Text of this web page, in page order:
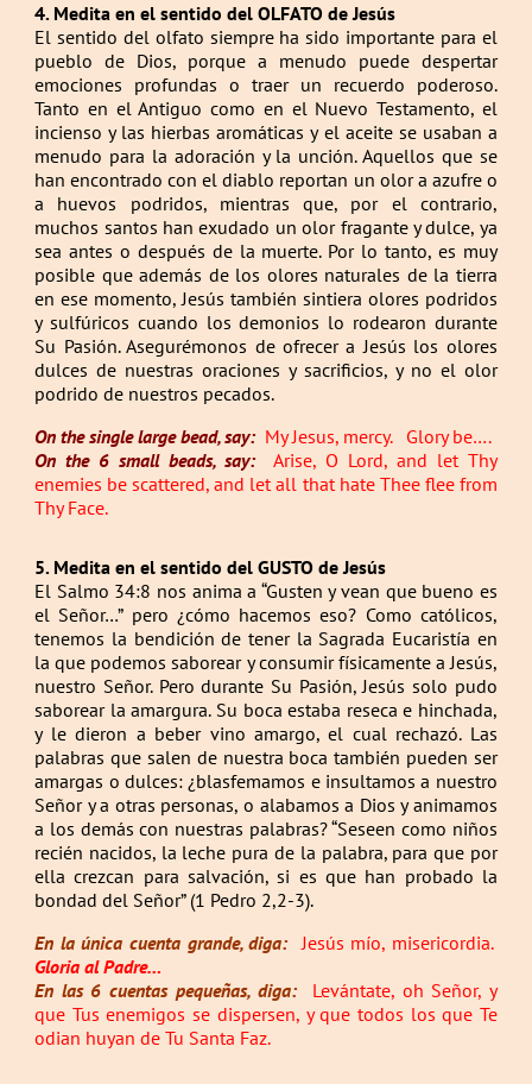
4. Medita en el sentido del OLFATO de Jesús
El sentido del olfato siempre ha sido importante para el
pueblo de Dios, porque a menudo puede despertar
emociones profundas o traer un recuerdo poderoso.
Tanto en el Antiguo como en el Nuevo Testamento, el
incienso y las hierbas aromáticas y el aceite se usaban a
menudo para la adoración y la unción. Aquellos que se
han encontrado con el diablo reportan un olor a azufre o
a huevos podridos, mientras que, por el contrario,
muchos santos han exudado un olor fragante y dulce, ya
sea antes o después de la muerte. Por lo tanto, es muy
posible que además de los olores naturales de la tierra
en ese momento, Jesús también sintiera olores podridos
y sulfúricos cuando los demonios lo rodearon durante
Su Pasión. Asegurémonos de ofrecer a Jesús los olores
dulces de nuestras oraciones y sacrificios, y no el olor
podrido de nuestros pecados.
On the single large bead, say: My Jesus, mercy. Glory be….
On the 6 small beads, say:
Arise, O Lord, and let Thy
enemies be scattered, and let all that hate Thee flee from
Thy Face.
5. Medita en el sentido del GUSTO de Jesús
El Salmo 34:8 nos anima a “Gusten y vean que bueno es
el Señor…” pero ¿cómo hacemos eso? Como católicos,
tenemos la bendición de tener la Sagrada Eucaristía en
la que podemos saborear y consumir físicamente a Jesús,
nuestro Señor. Pero durante Su Pasión, Jesús solo pudo
saborear la amargura. Su boca estaba reseca e hinchada,
y le dieron a beber vino amargo, el cual rechazó. Las
palabras que salen de nuestra boca también pueden ser
amargas o dulces: ¿blasfemamos e insultamos a nuestro
Señor y a otras personas, o alabamos a Dios y animamos
a los demás con nuestras palabras? “Seseen como niños
recién nacidos, la leche pura de la palabra, para que por
ella crezcan para salvación, si es que han probado la
bondad del Señor” (1 Pedro 2,2-3).
En la única cuenta grande, diga:Jesús mío, misericordia.
Gloria al Padre…
En las 6 cuentas pequeñas, diga:
Levántate, oh Señor, y
que Tus enemigos se dispersen, y que todos los que Te
odian huyan de Tu Santa Faz.